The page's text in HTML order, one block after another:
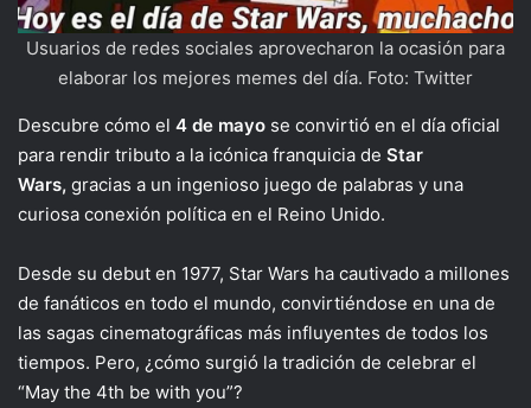
Usuarios de redes sociales aprovecharon la ocasión para
elaborar los mejores memes del día. Foto: Twitter
Descubre cómo el 4 de mayo se convirtió en el día oficial
para rendir tributo a la icónica franquicia de Star
Wars, gracias a un ingenioso juego de palabras y una
curiosa conexión política en el Reino Unido.
Desde su debut en 1977, Star Wars ha cautivado a millones
de fanáticos en todo el mundo, convirtiéndose en una de
las sagas cinematográficas más influyentes de todos los
tiempos. Pero, ¿cómo surgió la tradición de celebrar el
“May the 4th be with you”?